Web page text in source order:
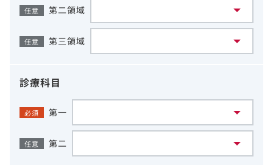
任意 第二領域
任意 第三領域
診療科目
必須 第一
任意 第二